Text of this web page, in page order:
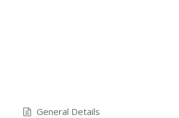
General Details